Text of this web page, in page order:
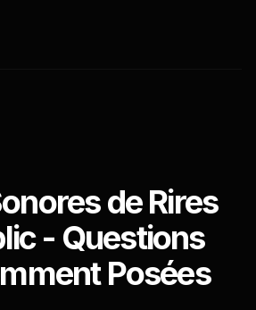
de Rires
- Questions
Posées